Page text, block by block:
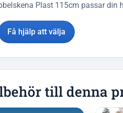
Plast 115cm passar
Få hjälp att välja
till denna